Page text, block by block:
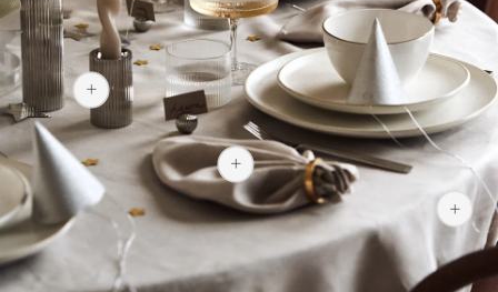
1 251 kr
349 kr